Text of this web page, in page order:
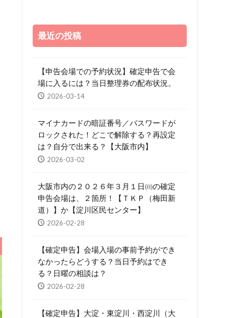
最近の投稿
【申告会場での予約状況】確定申告で会
場に入るには？当日整理券の配布状況。
2026-03-14
マイナカードの暗証番号／パスワードが
ロックされた！どこで解除する？再設定
は？自分で出来る？【大阪市内】
2026-03-02
大阪市内の２０２６年３月１日㈰の確定
申告会場は、２箇所！【ＴＫＰ（梅田新
道）】か【淀川区民センター】
2026-02-28
【確定申告】会場入場の事前予約ができ
なかったらどうする？当日予約はでき
る？日曜の相談は？
2026-02-28
【確定申告】大淀・東淀川・西淀川（大